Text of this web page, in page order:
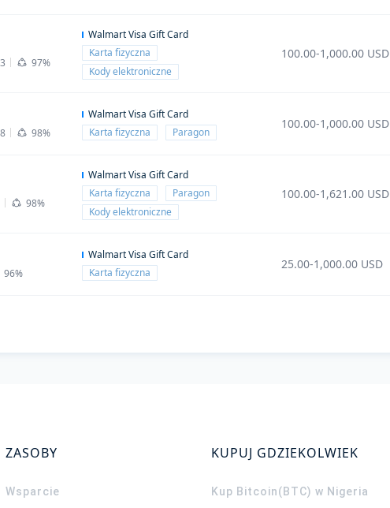
97%
Walmart Visa Gift Card
Karta fizyczna
Kody elektroniczne
100.00-1,000.00 USD
98%
Walmart Visa Gift Card
Karta fizyczna
Paragon
100.00-1,000.00 USD
98%
Walmart Visa Gift Card
Karta fizyczna
Paragon
Kody elektroniczne
100.00-1,621.00 USD
96%
Walmart Visa Gift Card
Karta fizyczna
25.00-1,000.00 USD
ZASOBY
Wsparcie
KUPUJ GDZIEKOLWIEK
Kup Bitcoin(BTC) w Nigeria